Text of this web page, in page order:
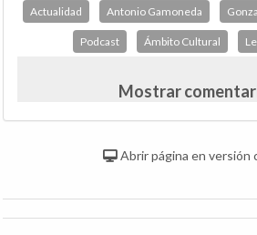
Actualidad Antonio Gamoneda
Podcast Ámbito Cultural
Mostrar
Abrir página en versión